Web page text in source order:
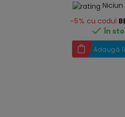
-5% cu codul
 În
Adaugă